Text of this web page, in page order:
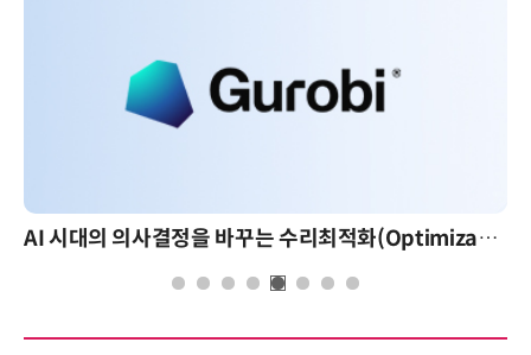
AI 시대의 의사결정을 바꾸는 수리최적화(Optimization): 실제 산업 적용 사례와 활용 전략